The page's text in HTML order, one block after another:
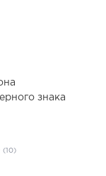
знака
(10)